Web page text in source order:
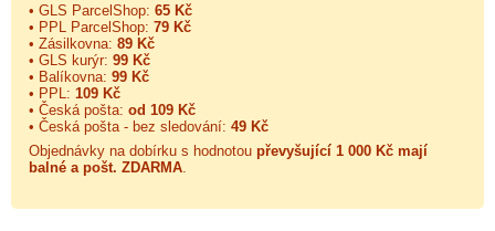
• GLS ParcelShop: 65 Kč
• PPL ParcelShop: 79 Kč
• Zásilkovna: 89 Kč
• GLS kurýr: 99 Kč
• Balíkovna: 99 Kč
• PPL: 109 Kč
• Česká pošta: od 109 Kč
• Česká pošta - bez sledování: 49 Kč
Objednávky na dobírku s hodnotou převyšující 1 000 Kč mají
balné a pošt. ZDARMA